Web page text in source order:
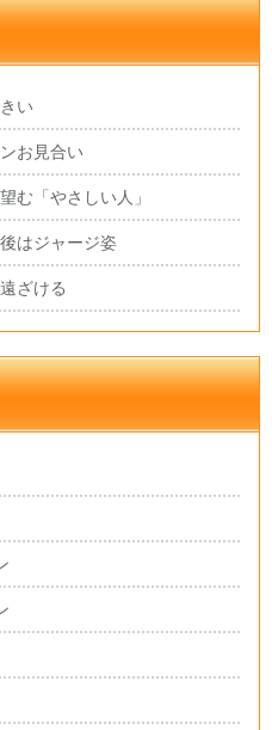
い
お見合い
む「やさしい人」
はジャージ姿
ざける